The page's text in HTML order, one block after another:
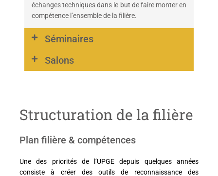
échanges techniques dans le but de faire monter en
compétence l’ensemble de la filière.
Séminaires
Salons
Structuration de la filière
Plan filière & compétences
Une des priorités de l’UPGE depuis quelques années
consiste à créer des outils de reconnaissance des